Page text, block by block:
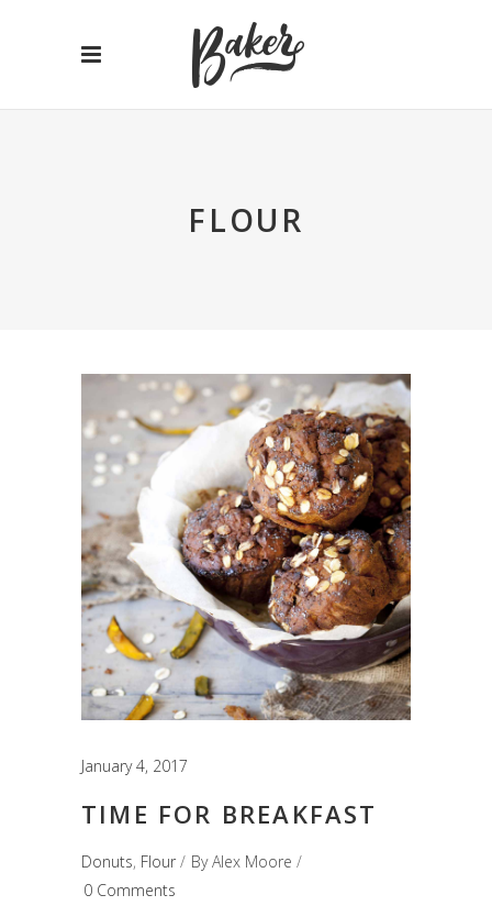
FLOUR
January 4, 2017
TIME FOR BREAKFAST
Donuts, Flour ByAlex Moore
0 Comments